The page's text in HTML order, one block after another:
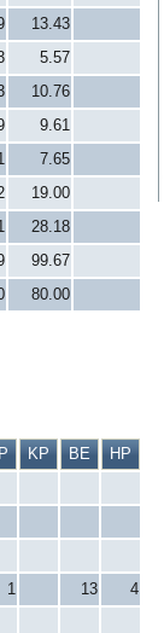
13.43
5.57
10.76
9.61
7.65
19.00
28.18
99.67
80.00
KP BE
HP
1 13
4